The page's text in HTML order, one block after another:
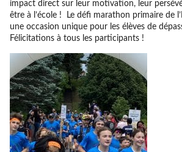
impact direct sur leur motivation, leur
être à l’école ! Le défi marathon primaire de
une occasion unique pour les élèves de
Félicitations à tous les participants !